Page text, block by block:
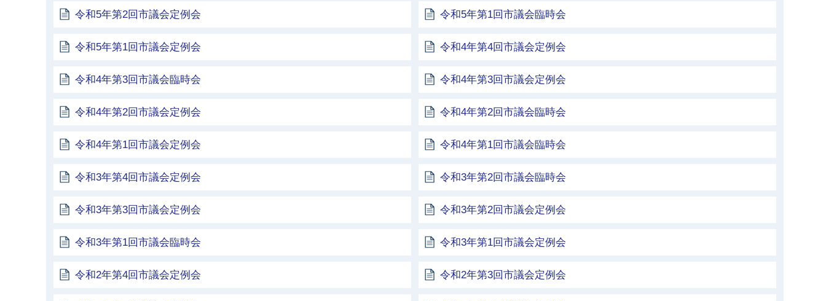
令和5年第2回市議会定例会 令和5年第1回市議会臨時会
令和5年第1回市議会定例会 令和4年第4回市議会定例会
令和4年第3回市議会臨時会 令和4年第3回市議会定例会
令和4年第2回市議会定例会 令和4年第2回市議会臨時会
令和4年第1回市議会定例会 令和4年第1回市議会臨時会
令和3年第4回市議会定例会 令和3年第2回市議会臨時会
令和3年第3回市議会定例会 令和3年第2回市議会定例会
令和3年第1回市議会臨時会 令和3年第1回市議会定例会
令和2年第4回市議会定例会 令和2年第3回市議会定例会